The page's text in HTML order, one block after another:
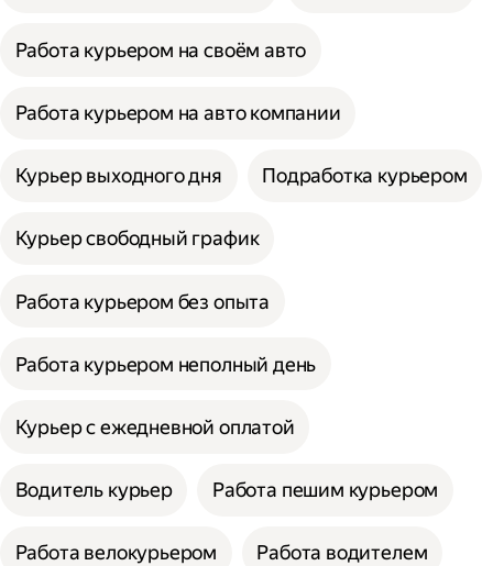
Работа курьером на своём авто
Работа курьером на авто компании
Курьер выходного дня Подработка курьером
Курьер свободный график
Работа курьером без опыта
Работа курьером неполный день
Курьер с ежедневной оплатой
Водитель курьер Работа пешим курьером
Работа велокурьером Работа водителем